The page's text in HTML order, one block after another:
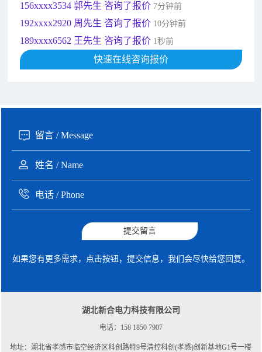
156xxxx3534 郭先生 咨询了报价 7分钟前
192xxxx2920 周先生 咨询了报价 10分钟前
189xxxx6562 王先生 咨询了报价 1秒前
190xxxx3508 徐女士 咨询了报价5秒前
快速在线咨询报价
提交留言
如果您有更多需求，点击按钮，提交信息，我们会尽快给您回复。
湖北新合电力科技有限公司
电话：158 1850 7907
地址：湖北省孝感市临空经济区科创路特9号清控科创(孝感)创新基地G1号一楼